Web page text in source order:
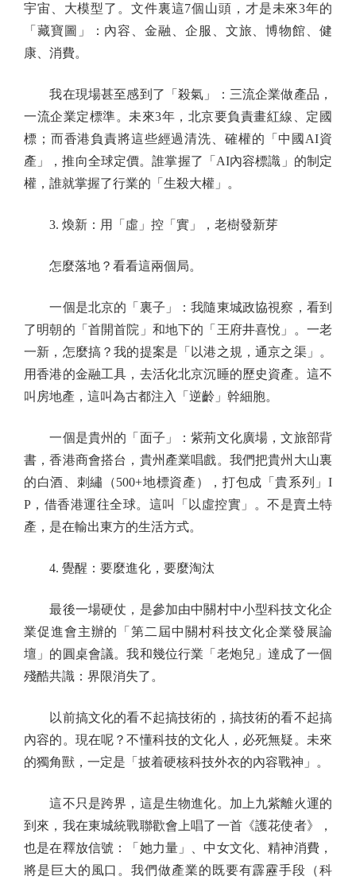
宇宙、大模型了。文件裏這7個山頭，才是未來3年的
「藏寶圖」：內容、金融、企服、文旅、博物館、健
康、消費。
我在現場甚至感到了「殺氣」：三流企業做產品，
一流企業定標準。未來3年，北京要負責畫紅線、定國
標；而香港負責將這些經過清洗、確權的「中國AI資
產」，推向全球定價。誰掌握了「AI內容標識」的制定
權，誰就掌握了行業的「生殺大權」。
3. 煥新：用「虛」控「實」，老樹發新芽
怎麼落地？看看這兩個局。
一個是北京的「裏子」：我隨東城政協視察，看到
了明朝的「首開首院」和地下的「王府井喜悅」。一老
一新，怎麼搞？我的提案是「以港之規，通京之渠」。
用香港的金融工具，去活化北京沉睡的歷史資產。這不
叫房地產，這叫為古都注入「逆齡」幹細胞。
一個是貴州的「面子」：紫荊文化廣場，文旅部背
書，香港商會搭台，貴州產業唱戲。我們把貴州大山裏
的白酒、刺繡（500+地標資產），打包成「貴系列」I
P，借香港運往全球。這叫「以虛控實」。不是賣土特
產，是在輸出東方的生活方式。
4. 覺醒：要麼進化，要麼淘汰
最後一場硬仗，是參加由中關村中小型科技文化企
業促進會主辦的「第二屆中關村科技文化企業發展論
壇」的圓桌會議。我和幾位行業「老炮兒」達成了一個
殘酷共識：界限消失了。
以前搞文化的看不起搞技術的，搞技術的看不起搞
內容的。現在呢？不懂科技的文化人，必死無疑。未來
的獨角獸，一定是「披着硬核科技外衣的內容戰神」。
這不只是跨界，這是生物進化。加上九紫離火運的
到來，我在東城統戰聯歡會上唱了一首《護花使者》，
也是在釋放信號：「她力量」、中女文化、精神消費，
將是巨大的風口。我們做產業的既要有霹靂手段（科